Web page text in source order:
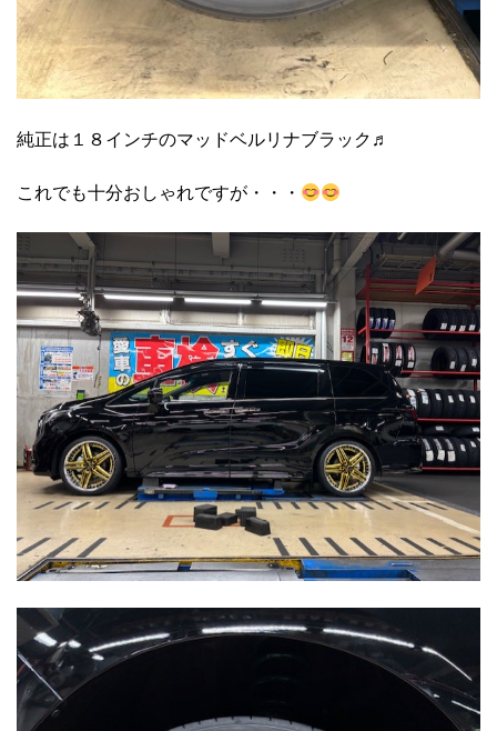
純正は１８インチのマッドベルリナブラック♬
これでも十分おしゃれですが・・・